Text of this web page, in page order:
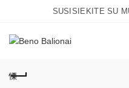
SUSISIEKITE SU